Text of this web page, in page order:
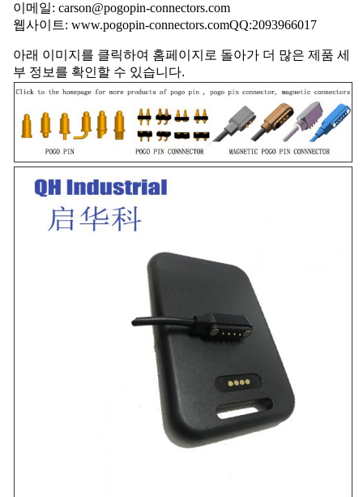
이메일: carson@pogopin-connectors.com
웹사이트: www.pogopin-connectors.comQQ:2093966017
아래 이미지를 클릭하여 홈페이지로 돌아가 더 많은 제품 세
부 정보를 확인할 수 있습니다.